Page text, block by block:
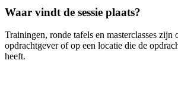
Waar vindt de sessie plaats?
Trainingen, ronde tafels en masterclasses zijn
opdrachtgever of op een locatie die de
heeft.